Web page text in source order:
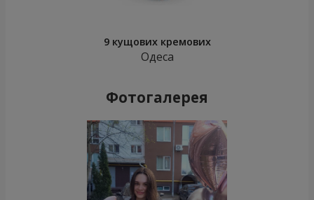
9 кущових кремових
Одеса
Фотогалерея